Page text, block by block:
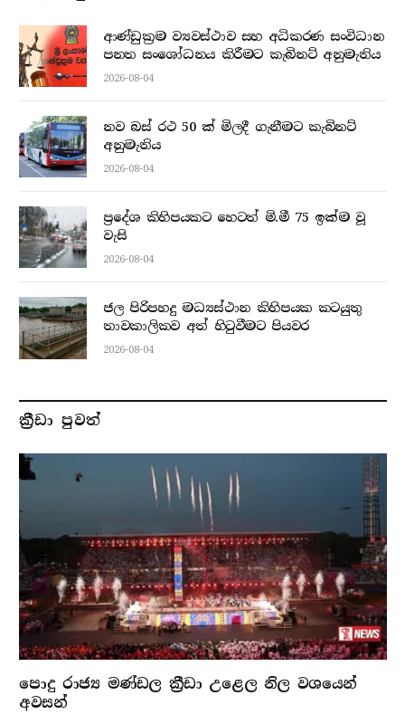
ආණ්ඩුක්‍රම ව්‍යවස්ථාව සහ අධිකරණ සංවිධාන
පනත සංශෝධනය කිරීමට කැබිනට් අනුමැතිය
2026-08-04
නව බස් රථ 50 ක් මිලදී ගැනීමට කැබිනට්
අනුමැතිය
2026-08-04
ප්‍රදේශ කිහිපයකට හෙටත් මි.මී 75 ඉක්ම වූ
වැසි
2026-08-04
ජල පිරිපහදු මධ්‍යස්ථාන කිහිපයක කටයුතු
තාවකාලිකව අත් හිටුවීමට පියවර
2026-08-04
ක්‍රීඩා පුවත්
පොදු රාජ්‍ය මණ්ඩල ක්‍රීඩා උළෙල නිල වශයෙන්
අවසන්